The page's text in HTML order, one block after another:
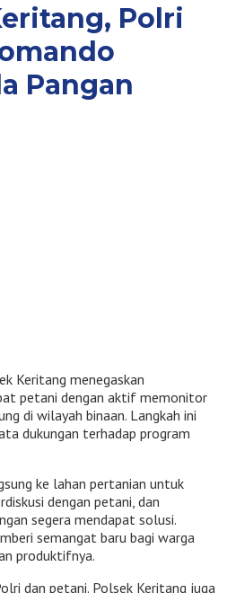
Polri
Pangan
Keritang menegaskan
petani dengan aktif memonitor
di wilayah binaan. Langkah ini
dukungan terhadap program
ke lahan pertanian untuk
dengan petani, dan
segera mendapat solusi.
semangat baru bagi warga
produktifnya.
dan petani. Polsek Keritang juga